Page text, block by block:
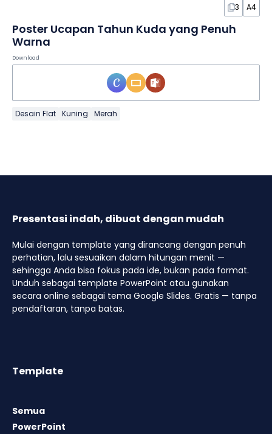
3 A4
Poster Ucapan Tahun Kuda yang Penuh
Warna
Download
Desain Flat Kuning Merah
Presentasi indah, dibuat dengan mudah
Mulai dengan template yang dirancang dengan penuh
perhatian, lalu sesuaikan dalam hitungan menit —
sehingga Anda bisa fokus pada ide, bukan pada format.
Unduh sebagai template PowerPoint atau gunakan
secara online sebagai tema Google Slides. Gratis — tanpa
pendaftaran, tanpa batas.
Template
Semua
PowerPoint